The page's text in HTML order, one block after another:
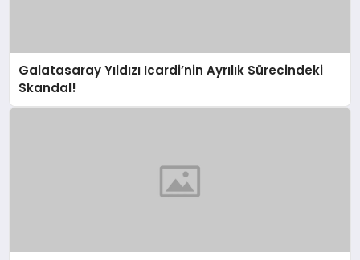
Galatasaray Yıldızı Icardi’nin Ayrılık Sürecindeki
Skandal!